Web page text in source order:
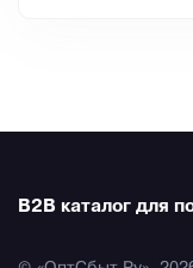
B2B каталог для